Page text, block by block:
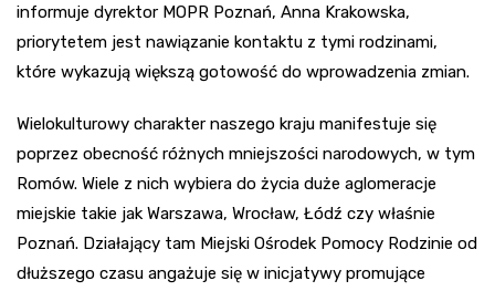
informuje dyrektor MOPR Poznań, Anna Krakowska,
priorytetem jest nawiązanie kontaktu z tymi rodzinami,
które wykazują większą gotowość do wprowadzenia zmian.
Wielokulturowy charakter naszego kraju manifestuje się
poprzez obecność różnych mniejszości narodowych, w tym
Romów. Wiele z nich wybiera do życia duże aglomeracje
miejskie takie jak Warszawa, Wrocław, Łódź czy właśnie
Poznań. Działający tam Miejski Ośrodek Pomocy Rodzinie od
dłuższego czasu angażuje się w inicjatywy promujące